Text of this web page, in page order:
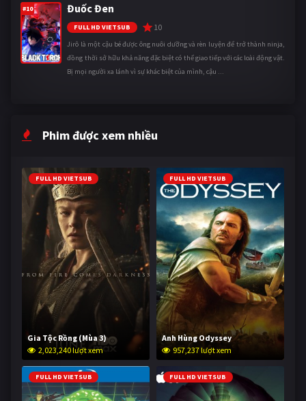
#10 Đuốc Đen
FULL HD VIETSUB 10
Jirô là một cậu bé được ông nuôi dưỡng và rèn luyện để trở thành ninja,
đồng thời sở hữu khả năng đặc biệt có thể giao tiếp với các loài động vật.
Bị mọi người xa lánh vì sự khác biệt của mình, cậu ...
Phim được xem nhiều
FULL HD VIETSUB
Gia Tộc Rồng (Mùa 3)
2,023,240 lượt xem
FULL HD VIETSUB
Anh Hùng Odyssey
957,237 lượt xem
FULL HD VIETSUB FULL HD VIETSUB